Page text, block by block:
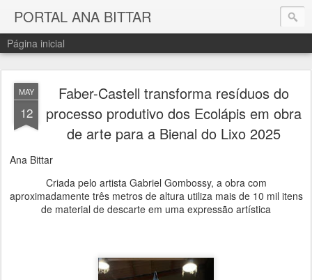
PORTAL ANA BITTAR
Página inicial
MAY
12
Faber-Castell transforma resíduos do
processo produtivo dos Ecolápis em obra
de arte para a Bienal do Lixo 2025
Ana Bittar
Criada pelo artista Gabriel Gombossy, a obra com
aproximadamente três metros de altura utiliza mais de 10 mil itens
de material de descarte em uma expressão artística